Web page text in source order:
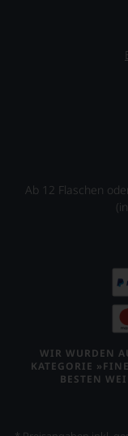
Ab 12 Flaschen
WIR WURDEN
KATEGORIE
BESTEN